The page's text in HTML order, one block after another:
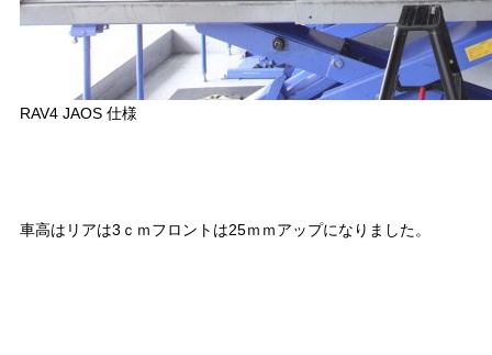
RAV4 JAOS 仕様
車高はリアは3ｃｍフロントは25ｍｍアップになりました。